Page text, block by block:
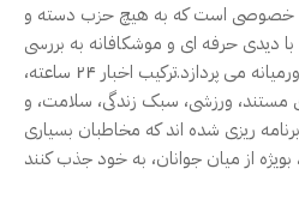
خصوصی است که به هیچ حزب دسته و
با دیدی حرفه ای و موشکافانه به بررسی
مهمترین رویدادهای ایران و خاورمیانه می پردازد.ترکیب اخبار ۲۴ ساعته،
مستند، ورزشی، سبک زندگی، سلامت، و
ریزی شده اند که مخاطبان بسیاری